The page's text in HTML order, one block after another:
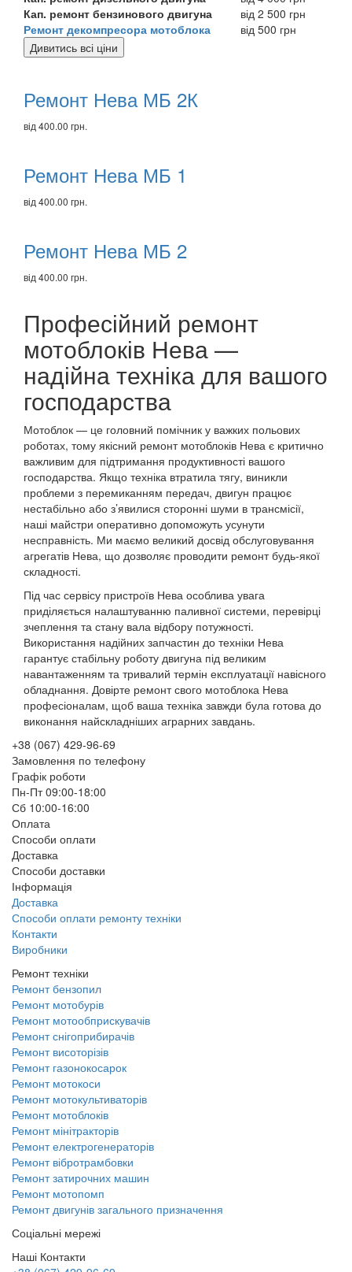
Кап. ремонт бензинового двигуна
від 2 500 грн
Ремонт декомпресора мотоблока
від 500 грн
Дивитись всі ціни
товари
Ремонт Нева МБ 2К
від 400.00 грн.
Ремонт Нева МБ 1
від 400.00 грн.
Ремонт Нева МБ 2
від 400.00 грн.
Професійний ремонт
мотоблоків Нева —
надійна техніка для вашого
господарства
Мотоблок — це головний помічник у важких польових
роботах, тому якісний ремонт мотоблоків Нева є критично
важливим для підтримання продуктивності вашого
господарства. Якщо техніка втратила тягу, виникли
проблеми з перемиканням передач, двигун працює
нестабільно або з’явилися сторонні шуми в трансмісії,
наші майстри оперативно допоможуть усунути
несправність. Ми маємо великий досвід обслуговування
агрегатів Нева, що дозволяє проводити ремонт будь-якої
складності.
Під час сервісу пристроїв Нева особлива увага
приділяється налаштуванню паливної системи, перевірці
зчеплення та стану вала відбору потужності.
Використання надійних запчастин до техніки Нева
гарантує стабільну роботу двигуна під великим
навантаженням та тривалий термін експлуатації навісного
обладнання. Довірте ремонт свого мотоблока Нева
професіоналам, щоб ваша техніка завжди була готова до
виконання найскладніших аграрних завдань.
+38 (067) 429-96-69
Замовлення по телефону
Графік роботи
Пн-Пт 09:00-18:00
Сб 10:00-16:00
Оплата
Способи оплати
Доставка
Способи доставки
Інформація
Доставка
Способи оплати ремонту техніки
Контакти
Виробники
Ремонт техніки
Ремонт бензопил
Ремонт мотобурів
Ремонт мотообприскувачів
Ремонт снігоприбирачів
Ремонт висоторізів
Ремонт газонокосарок
Ремонт мотокоси
Ремонт мотокультиваторів
Ремонт мотоблоків
Ремонт мінітракторів
Ремонт електрогенераторів
Ремонт вібротрамбовки
Ремонт затирочних машин
Ремонт мотопомп
Ремонт двигунів загального призначення
Соціальні мережі
Наші Контакти